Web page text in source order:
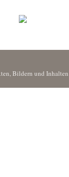
Bildern und